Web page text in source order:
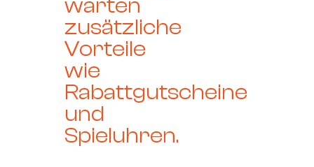
warten
zusätzliche
Vorteile
wie
Rabattgutscheine
und
Spieluhren.